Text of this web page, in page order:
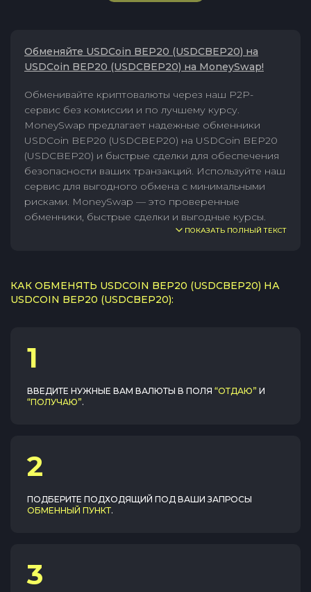
Обменяйте USDCoin BEP20 (USDCBEP20) на
USDCoin BEP20 (USDCBEP20) на MoneySwap!
Обменивайте криптовалюты через наш P2P-
сервис без комиссии и по лучшему курсу.
MoneySwap предлагает надежные обменники
USDCoin BEP20 (USDCBEP20) на USDCoin BEP20
(USDCBEP20) и быстрые сделки для обеспечения
безопасности ваших транзакций. Используйте наш
сервис для выгодного обмена с минимальными
рисками. MoneySwap — это проверенные
обменники, быстрые сделки и выгодные курсы.
ПОКАЗАТЬ ПОЛНЫЙ ТЕКСТ
КАК ОБМЕНЯТЬ USDCOIN BEP20 (USDCBEP20) НА
USDCOIN BEP20 (USDCBEP20):
1
ВВЕДИТЕ НУЖНЫЕ ВАМ ВАЛЮТЫ В ПОЛЯ “ОТДАЮ” И
“ПОЛУЧАЮ”.
2
ПОДБЕРИТЕ ПОДХОДЯЩИЙ ПОД ВАШИ ЗАПРОСЫ
ОБМЕННЫЙ ПУНКТ.
3